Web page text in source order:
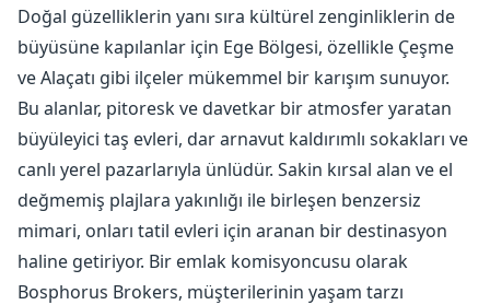
Doğal güzelliklerin yanı sıra kültürel zenginliklerin de
büyüsüne kapılanlar için Ege Bölgesi, özellikle Çeşme
ve Alaçatı gibi ilçeler mükemmel bir karışım sunuyor.
Bu alanlar, pitoresk ve davetkar bir atmosfer yaratan
büyüleyici taş evleri, dar arnavut kaldırımlı sokakları ve
canlı yerel pazarlarıyla ünlüdür. Sakin kırsal alan ve el
değmemiş plajlara yakınlığı ile birleşen benzersiz
mimari, onları tatil evleri için aranan bir destinasyon
haline getiriyor. Bir emlak komisyoncusu olarak
Bosphorus Brokers, müşterilerinin yaşam tarzı